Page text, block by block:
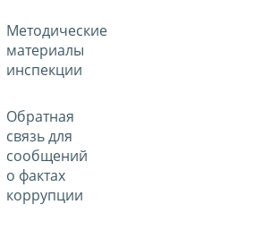
Методические
материалы
инспекции
Обратная
связь для
сообщений
о фактах
коррупции